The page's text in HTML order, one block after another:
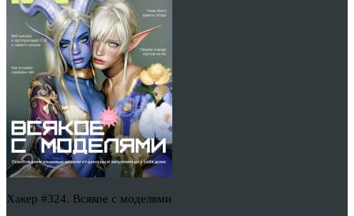
Хакер #324. Всякое с моделями